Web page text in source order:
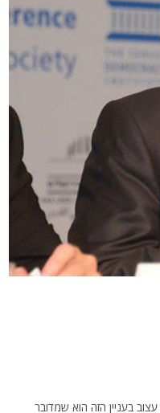
בעניין הזה הוא שמדובר